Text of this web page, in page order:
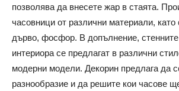
позволява да внесете жар в стаята.
часовници от различни материали, като
дърво, фосфор. В допълнение,
интериора се предлагат в различни
модерни модели. Декорин предлага да
разнообразие и да решите кои часове